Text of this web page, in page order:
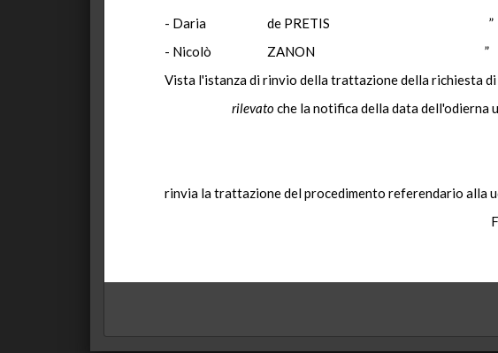
- Daria
de PRETIS
”
- Nicolò
ZANON
”
Vista l'istanza di rinvio della trattazione della richiesta
rilevatoche la notifica della data dell'odierna
rinvia la trattazione del procedimento referendario alla